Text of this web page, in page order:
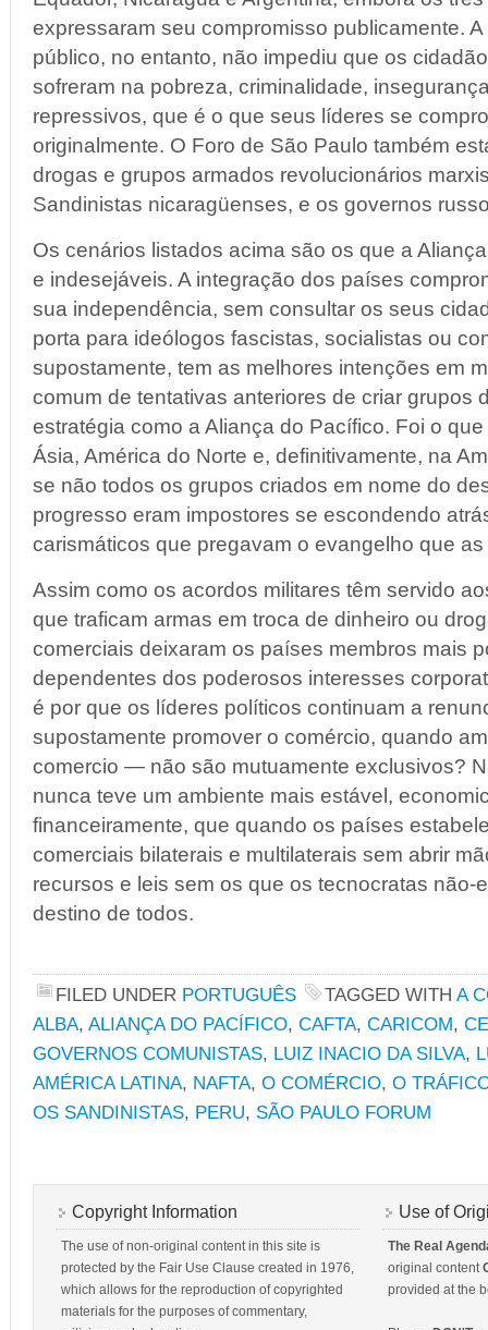
expressaram seu compromisso publicamente.
público, no entanto, não impediu que os
sofreram na pobreza, criminalidade,
repressivos, que é o que seus líderes se
originalmente. O Foro de São Paulo também
drogas e grupos armados revolucionários
Sandinistas nicaragüenses, e os governos
Os cenários listados acima são os que a
e indesejáveis. A integração dos países
sua independência, sem consultar os seus
porta para ideólogos fascistas, socialistas ou
supostamente, tem as melhores intenções em
comum de tentativas anteriores de criar grupos
estratégia como a Aliança do Pacífico. Foi o
Ásia, América do Norte e, definitivamente, na
se não todos os grupos criados em nome do
progresso eram impostores se escondendo
carismáticos que pregavam o evangelho que
Assim como os acordos militares têm servido
que traficam armas em troca de dinheiro ou
comerciais deixaram os países membros mais
dependentes dos poderosos interesses
é por que os líderes políticos continuam a
supostamente promover o comércio, quando
comercio — não são mutuamente exclusivos?
nunca teve um ambiente mais estável,
financeiramente, que quando os países
comerciais bilaterais e multilaterais sem abrir
recursos e leis sem os que os tecnocratas não-
destino de todos.
FILED UNDER PORTUGUÊS TAGGED WITH A
ALBA, ALIANÇA DO PACÍFICO, CAFTA, CARICOM,
GOVERNOS COMUNISTAS, LUIZ INACIO DA SILVA,
AMÉRICA LATINA, NAFTA, O COMÉRCIO, O
OS SANDINISTAS, PERU, SÃO PAULO FORUM
Copyright Information
The use of non-original content in this site is
protected by the Fair Use Clause created in 1976,
which allows for the reproduction of copyrighted
materials for the purposes of commentary,
Use of
The Real
original content
provided at the